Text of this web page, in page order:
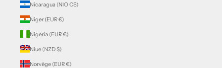
Nicaragua (NIO C$)
Niger (EUR €)
Nigeria (EUR €)
Niue (NZD $)
Norvège (EUR €)